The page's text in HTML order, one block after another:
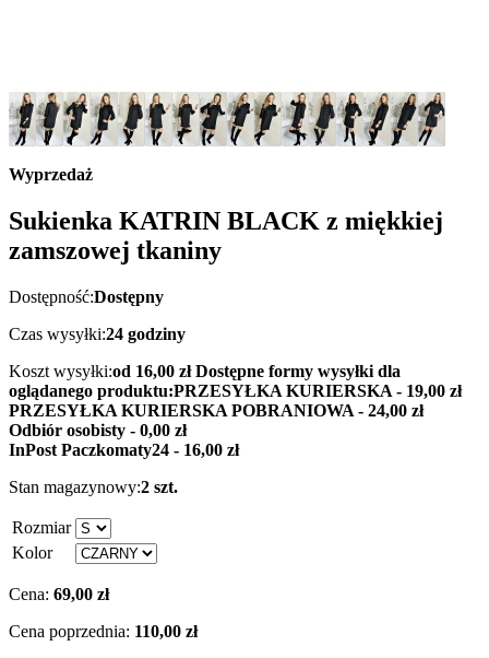
Wyprzedaż
Sukienka KATRIN BLACK z miękkiej
zamszowej tkaniny
Dostępność:Dostępny
Czas wysyłki:24 godziny
Koszt wysyłki:od 16,00 złDostępne formy wysyłki dla
oglądanego produktu:PRZESYŁKA KURIERSKA - 19,00 zł
PRZESYŁKA KURIERSKA POBRANIOWA - 24,00 zł
Odbiór osobisty - 0,00 zł
InPost Paczkomaty24 - 16,00 zł
Stan magazynowy:2 szt.
Rozmiar
Kolor
Cena: 69,00 zł
Cena poprzednia: 110,00 zł